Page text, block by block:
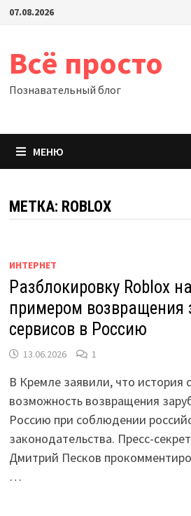
Перейти
07.08.2026
Всё просто
Познавательный блог
МЕНЮ
МЕТКА: ROBLOX
ИНТЕРНЕТ
Разблокировку Roblox
примером возвращения
сервисов в Россию
13.06.2026 1
В Кремле заявили, что история
возможность возвращения
Россию при соблюдении
законодательства. Пресс-
Дмитрий Песков
…